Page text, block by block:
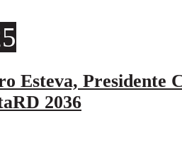
Esteva, Presidente
2036